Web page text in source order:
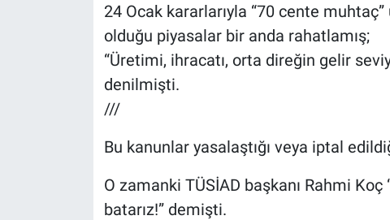
24 Ocak kararlarıyla “70 cente
olduğu piyasalar bir anda rahatlamış;
“Üretimi, ihracatı, orta direğin gelir
denilmişti.
///
Bu kanunlar yasalaştığı veya iptal
O zamanki TÜSİAD başkanı Rahmi
batarız!” demişti.